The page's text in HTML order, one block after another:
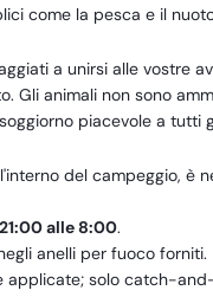
come la pesca e il
a unirsi alle vostre
Gli animali non sono
piacevole a tutti
del campeggio, è
21:00 alle 8:00.
anelli per fuoco forniti.
applicate; solo catch-